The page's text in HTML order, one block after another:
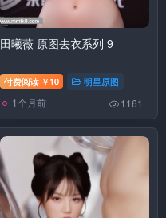
田曦薇 原图去衣系列 9
付费阅读 ￥ 10 明星原图
1个月前 1161